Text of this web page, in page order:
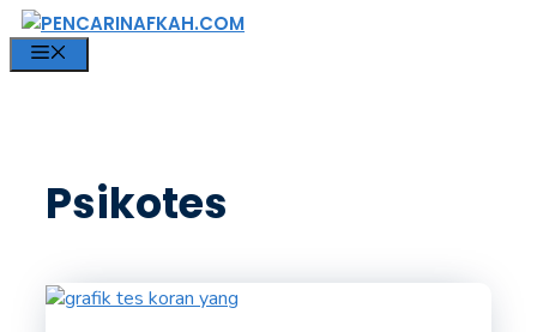
Langsung
ke
isi
Psikotes